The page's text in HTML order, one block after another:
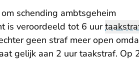
schending ambtsgeheim
is veroordeeld tot 6 uur
geen straf meer open
gelijk aan 2 uur taakstraf. Op